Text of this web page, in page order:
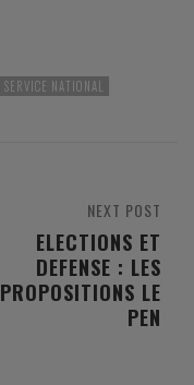
SERVICE NATIONAL
NEXT POST
ELECTIONS ET
DEFENSE : LES
PROPOSITIONS LE
PEN